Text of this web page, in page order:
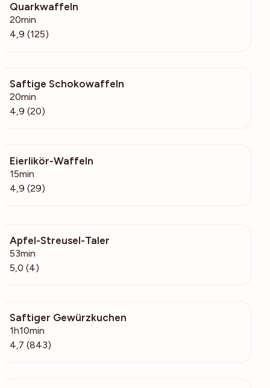
Quarkwaffeln
20min
4,9 (125)
Saftige Schokowaffeln
20min
4,9 (20)
Eierlikör-Waffeln
15min
4,9 (29)
Apfel-Streusel-Taler
53min
5,0 (4)
Saftiger Gewürzkuchen
1h10min
4,7 (843)